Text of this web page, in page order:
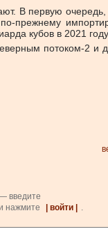
В первую очередь,
прежнему
кубов в 2021
потоком-2 и
введите
нажмите | войти |
.